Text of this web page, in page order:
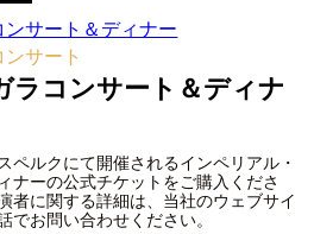
サート
ラコンサート＆ディナ
ペルクにて開催されるインペリアル・
ナーの公式チケットをご購入くださ
者に関する詳細は、当社のウェブサイ
でお問い合わせください。